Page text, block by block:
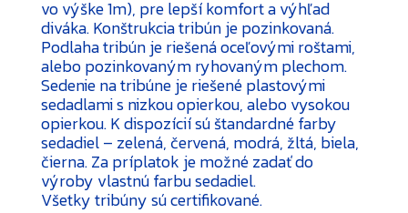
vo výške 1m), pre lepší komfort a výhľad
diváka. Konštrukcia tribún je pozinkovaná.
Podlaha tribún je riešená oceľovými roštami,
alebo pozinkovaným ryhovaným plechom.
Sedenie na tribúne je riešené plastovými
sedadlami s nizkou opierkou, alebo vysokou
opierkou. K dispozícií sú štandardné farby
sedadiel – zelená, červená, modrá, žltá, biela,
čierna. Za príplatok je možné zadať do
výroby vlastnú farbu sedadiel.
Všetky tribúny sú certifikované.